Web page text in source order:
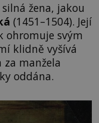
žena, jakou
(1451–1504). Její
ohromuje svým
klidně vyšívá
za manžela
oddána.